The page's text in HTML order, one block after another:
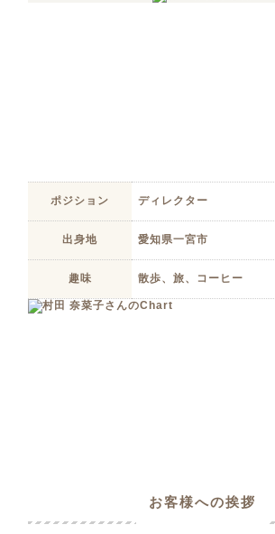
ポジション ディレクター
出身地 愛知県一宮市
趣味 散歩、旅、コーヒー
お客様への挨拶